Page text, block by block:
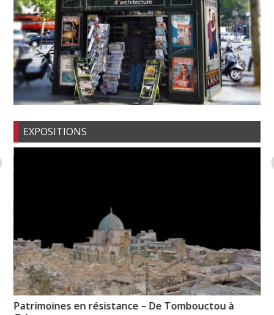
EXPOSITIONS
Patrimoines en résistance – De Tombouctou à